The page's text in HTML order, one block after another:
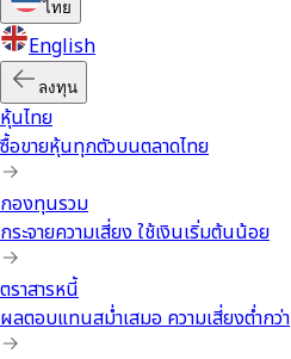
ไทย
English
ลงทุน
หุ้นไทย
ซื้อขายหุ้นทุกตัวบนตลาดไทย
กองทุนรวม
กระจายความเสี่ยง ใช้เงินเริ่มต้นน้อย
ตราสารหนี้
ผลตอบแทนสม่ำเสมอ ความเสี่ยงต่ำกว่า